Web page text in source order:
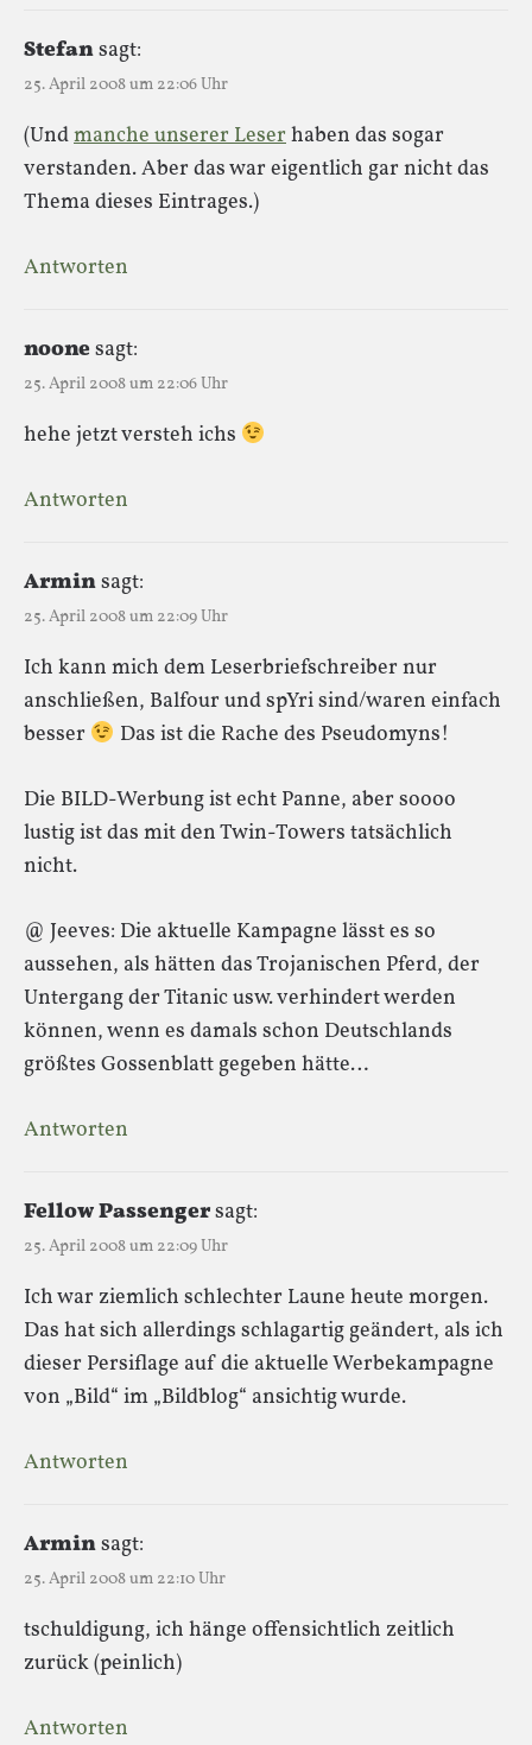
Stefansagt:
25. April 2008 um 22:06 Uhr
(Undmanche unserer Leserhaben das sogar
verstanden. Aber das war eigentlich gar nicht das
Thema dieses Eintrages.)
Antworten
noonesagt:
25. April 2008 um 22:06 Uhr
hehe jetzt versteh ichs
Antworten
Arminsagt:
25. April 2008 um 22:09 Uhr
Ich kann mich dem Leserbriefschreiber nur
anschließen, Balfour und spYri sind/waren einfach
besser
Das ist die Rache des Pseudomyns!
Die BILD-Werbung ist echt Panne, aber soooo
lustig ist das mit den Twin-Towers tatsächlich
nicht.
@ Jeeves: Die aktuelle Kampagne lässt es so
aussehen, als hätten das Trojanischen Pferd, der
Untergang der Titanic usw. verhindert werden
können, wenn es damals schon Deutschlands
größtes Gossenblatt gegeben hätte…
Antworten
Fellow Passengersagt:
25. April 2008 um 22:09 Uhr
Ich war ziemlich schlechter Laune heute morgen.
Das hat sich allerdings schlagartig geändert, als ich
dieser Persiflage auf die aktuelle Werbekampagne
von „Bild“ im „Bildblog“ ansichtig wurde.
Antworten
Arminsagt:
25. April 2008 um 22:10 Uhr
tschuldigung, ich hänge offensichtlich zeitlich
zurück (peinlich)
Antworten